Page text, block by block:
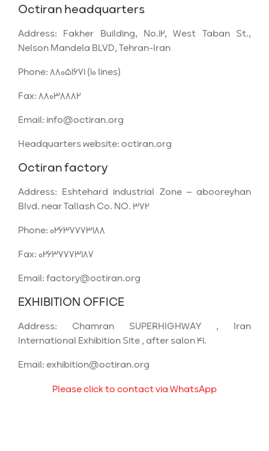
Octiranheadquarters
Address: Fakher Building, No.12, West Taban St.,
Nelson Mandela BLVD, Tehran-Iran
Phone:88051671(10 lines)
Fax:88038882
Email: info@octiran.org
Headquarters website: octiran.org
Octiran factory
Address: Eshtehard industrial Zone – abooreyhan
Blvd. near Tallash Co. NO. 372
Phone:02637773188
Fax:02637773187
Email:factory@octiran.org
EXHIBITION OFFICE
Address: Chamran SUPERHIGHWAY , Iran
International Exhibition Site , after salon 41.
Email: exhibition@octiran.org
Please click to contact via WhatsApp